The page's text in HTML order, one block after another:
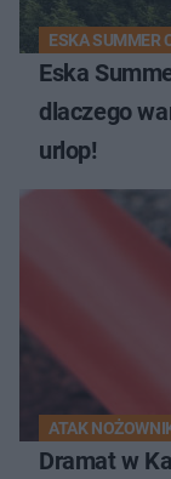
ESKA SUMMER
Eska
dlaczego
urlop!
ATAK
Dramat w